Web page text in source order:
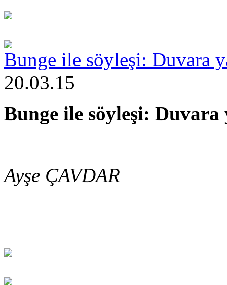
Bunge ile söyleşi: Duvara
20.03.15
Bunge ile söyleşi: Duvara
Ayşe ÇAVDAR